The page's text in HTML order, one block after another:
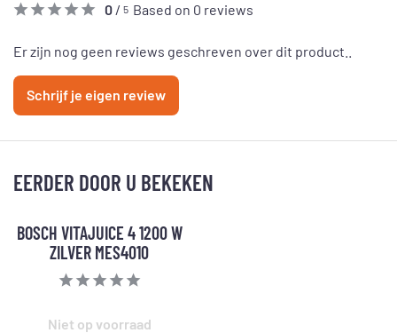
0 / 5 Based on 0 reviews
Er zijn nog geen reviews geschreven over dit product..
Schrijf je eigen review
EERDER DOOR U BEKEKEN
BOSCH VITAJUICE 4 1200 W
ZILVER MES4010
Niet op voorraad